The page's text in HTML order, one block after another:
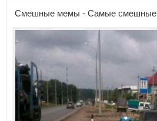
Смешные мемы - Самые смешные